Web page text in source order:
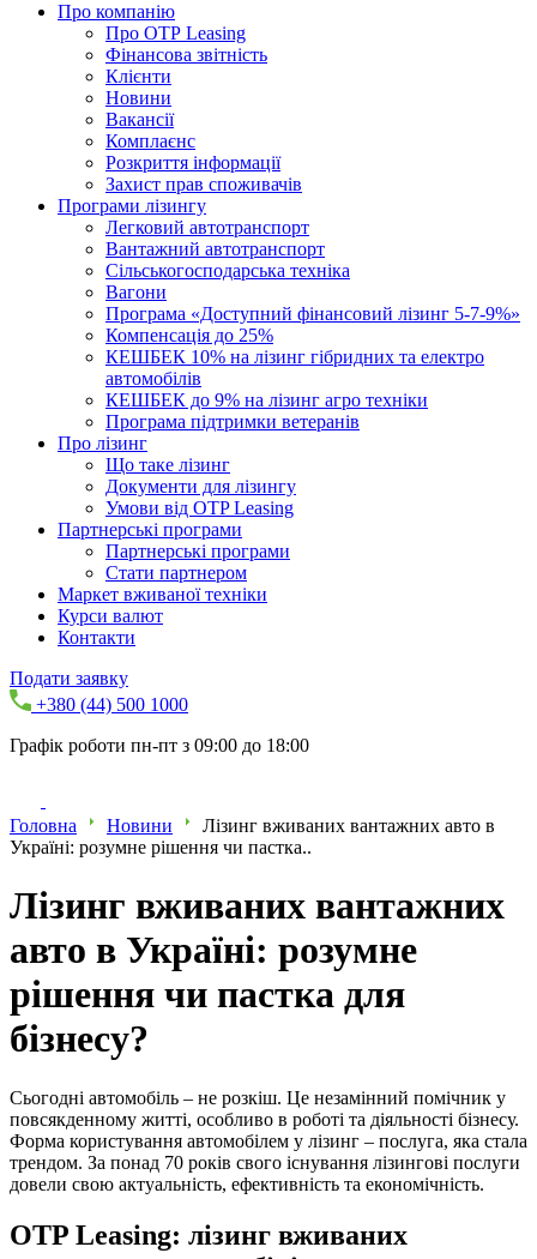
Про компанію
Про ОТР Leasing
Фінансова звітність
Клієнти
Новини
Вакансії
Комплаєнс
Розкриття інформації
Захист прав споживачів
Програми лізингу
Легковий автотранспорт
Вантажний автотранспорт
Cільськогосподарська техніка
Вагони
Програма «Доступний фінансовий лізинг 5-7-9%»
Компенсація до 25%
КЕШБЕК 10% на лізинг гібридних та електро
автомобілів
КЕШБЕК до 9% на лізинг агро техніки
Програма підтримки ветеранів
Про лізинг
Що таке лізинг
Документи для лізингу
Умови від OTP Leasing
Партнерські програми
Партнерські програми
Стати партнером
Маркет вживаної техніки
Курси валют
Контакти
Подати заявку
+380 (44) 500 1000
Графік роботи пн-пт з 09:00 до 18:00
Головна Новини
Лізинг вживаних вантажних авто в
Україні: розумне рішення чи пастка..
Лізинг вживаних вантажних
авто в Україні: розумне
рішення чи пастка для
бізнесу?
Сьогодні автомобіль – не розкіш. Це незамінний помічник у
повсякденному житті, особливо в роботі та діяльності бізнесу.
Форма користування автомобілем у лізинг – послуга, яка стала
трендом. За понад 70 років свого існування лізингові послуги
довели свою актуальність, ефективність та економічність.
OTP Leasing: лізинг вживаних